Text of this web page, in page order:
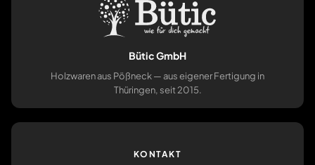
Bütic GmbH
Holzwaren aus Pößneck — aus eigener Fertigung in
Thüringen, seit 2015.
KONTAKT